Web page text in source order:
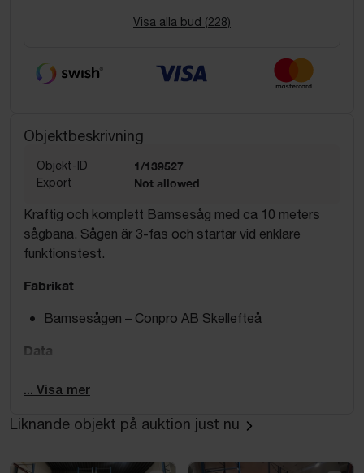
Visa alla bud (228)
Objektbeskrivning
Objekt-ID 1/139527
Export Not allowed
Kraftig och komplett Bamsesåg med ca 10 meters
sågbana. Sågen är 3-fas och startar vid enklare
funktionstest.
Fabrikat
Bamsesågen – Conpro AB Skellefteå
Data
Tillverkningsår: 1998
Serienummer: 612
3-fas
... Visa mer
Liknande objekt på auktion just nu